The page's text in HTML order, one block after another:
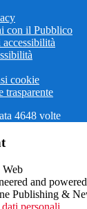
con il Pubblico
cookie
trasparente
4648 volte
and
Publishing &
personali